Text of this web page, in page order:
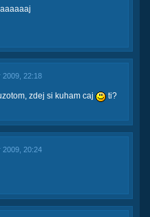
2009, 22:18
zdej si kuham caj ti?
2009, 20:24